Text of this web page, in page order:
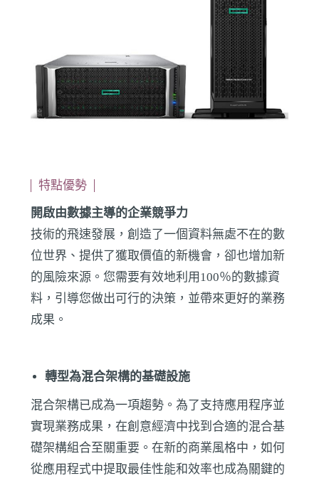
特點優勢
開啟由數據主導的企業競爭力
技術的飛速發展，創造了一個資料無處不在的數
位世界、提供了獲取價值的新機會，卻也增加新
的風險來源。您需要有效地利用100％的數據資
料，引導您做出可行的決策，並帶來更好的業務
成果。
轉型為混合架構的基礎設施
混合架構已成為一項趨勢。為了支持應用程序並
實現業務成果，在創意經濟中找到合適的混合基
礎架構組合至關重要。在新的商業風格中，如何
從應用程式中提取最佳性能和效率也成為關鍵的